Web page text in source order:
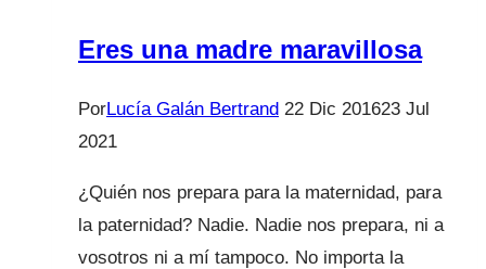
Eres una madre maravillosa
PorLucía Galán Bertrand 22 Dic 201623 Jul
2021
¿Quién nos prepara para la maternidad, para
la paternidad? Nadie. Nadie nos prepara, ni a
vosotros ni a mí tampoco. No importa la